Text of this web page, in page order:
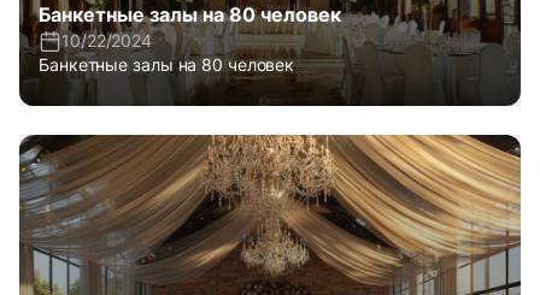
Банкетные залы на 80 человек
10/22/2024
Банкетные залы на 80 человек